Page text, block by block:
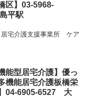
区】03-5968-
平駅
居宅介護支援事業所 ケア
能型居宅介護】優っ
機能居宅介護板橋栄
04-6905-6527 大